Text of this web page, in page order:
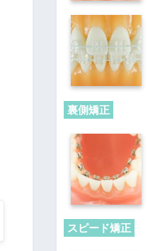
裏側矯正
スピード矯正